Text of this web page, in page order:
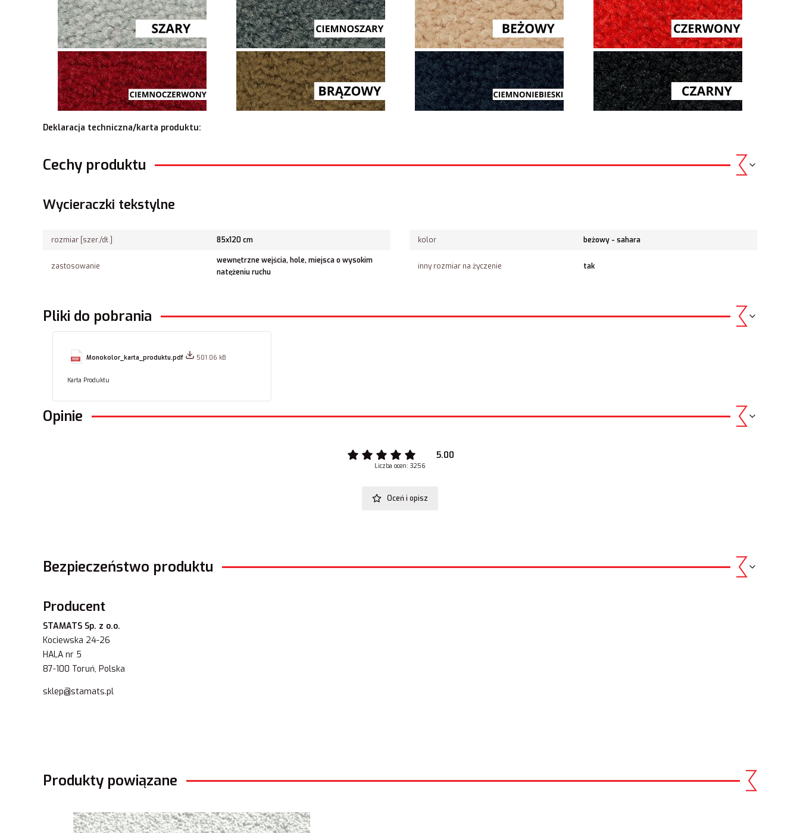
Deklaracja techniczna/karta produktu:
Cechy produktu
Wycieraczki tekstylne
rozmiar [szer./dł.] 85x120 cm kolor beżowy - sahara
zastosowanie
wewnętrzne wejścia, hole, miejsca o wysokim
natężeniu ruchu
inny rozmiar na życzenie tak
Pliki do pobrania
Monokolor_karta_produktu.pdf 501.06 kB
Karta Produktu
Opinie
5.00
Liczba ocen: 3256
Oceń i opisz
Bezpieczeństwo produktu
Producent
STAMATS Sp. z o.o.
Kociewska 24-26
HALA nr 5
87-100 Toruń, Polska
sklep@stamats.pl
Produkty powiązane